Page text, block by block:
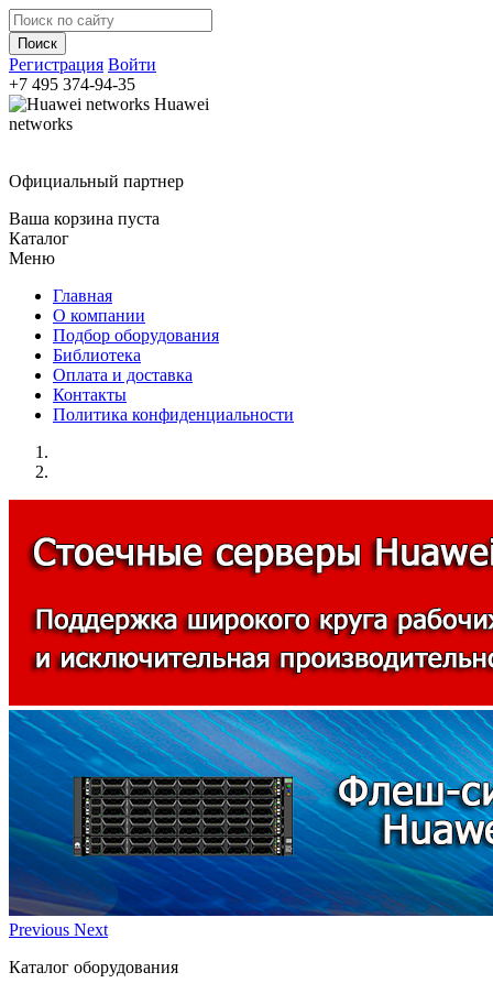
Регистрация Войти
+7 495 374-94-35
Huawei
networks
Официальный партнер
Ваша корзина пуста
Каталог
Меню
Главная
О компании
Подбор оборудования
Библиотека
Оплата и доставка
Контакты
Политика конфиденциальности
Previous Next
Каталог оборудования